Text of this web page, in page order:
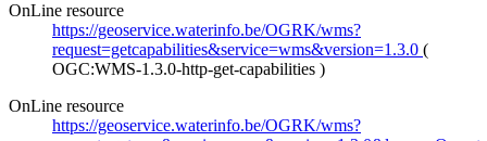
OnLine resource
https://geoservice.waterinfo.be/OGRK/wms?
request=getcapabilities&service=wms&version=1.3.0 (
OGC:WMS-1.3.0-http-get-capabilities )
OnLine resource
https://geoservice.waterinfo.be/OGRK/wms?